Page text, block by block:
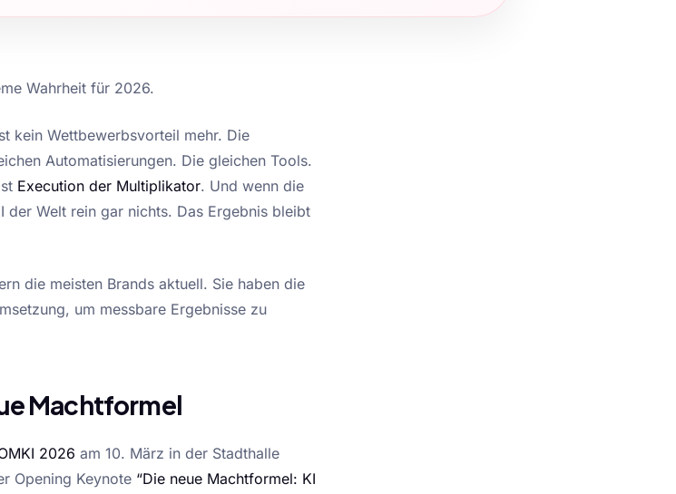
Wahrheit für 2026.
kein Wettbewerbsvorteil mehr. Die
Automatisierungen. Die gleichen Tools.
Execution der Multiplikator. Und wenn die
Welt rein gar nichts. Das Ergebnis bleibt
die meisten Brands aktuell. Sie haben die
um messbare Ergebnisse zu
Machtformel
2026 am 10. März in der Stadthalle
Opening Keynote “Die neue Machtformel: KI